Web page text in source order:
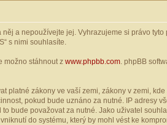
a nepoužívejte jej. Vyhrazujeme si právo
s nimi souhlasíte.
možno stáhnout z www.phpbb.com . phpBB
zákony ve vaší zemi, zákony v zemi,
pokud bude uznáno za nutné. IP adresy
bude považovat za nutné. Jako uživatel
do systému, který by mohl vést ke